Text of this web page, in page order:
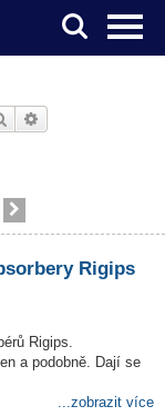
Hledat
Rigips
Rigips.
a podobně. Dají se
...zobrazit více